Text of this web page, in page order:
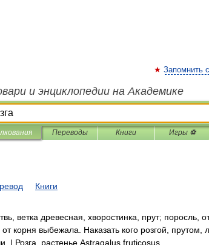
Запомнить
и энциклопедии на Академике
Переводы Книги Игры ⚽
Книги
ветка древесная, хворостинка, прут; поросль,
от корня выбежала. Наказать кого розгой, прутом,
| Розга, растенье Astragalus fruticosus …